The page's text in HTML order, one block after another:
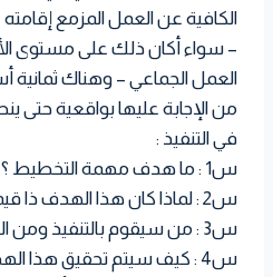
الكافية عن العمل المزمع إقامته
– سواء أكان ذلك على مستوى
العمل الجماعي – وهناك
من الإجابة عليها بواقعية حتى
في التنفيذ :
س1 : ما هدف مهمة التخطيط ؟
س2 : لماذا كان هذا الهدف ذا قيمة ؟
س3 : من سيقوم بالتنفيذ ومن الذين تستهدفهم الخطة ؟
س4 : كيف سيتم تحقيق هذا الهدف وتقويم النتائج ؟